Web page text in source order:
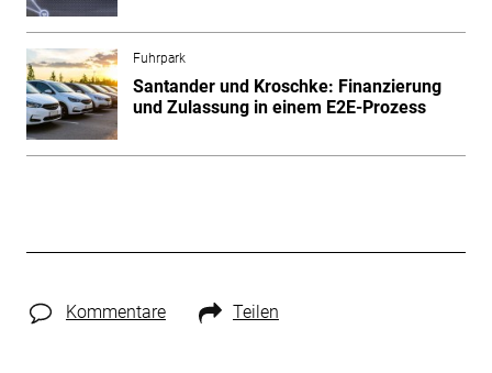
Fuhrpark
Santander und Kroschke: Finanzierung
und Zulassung in einem E2E-Prozess
Kommentare Teilen